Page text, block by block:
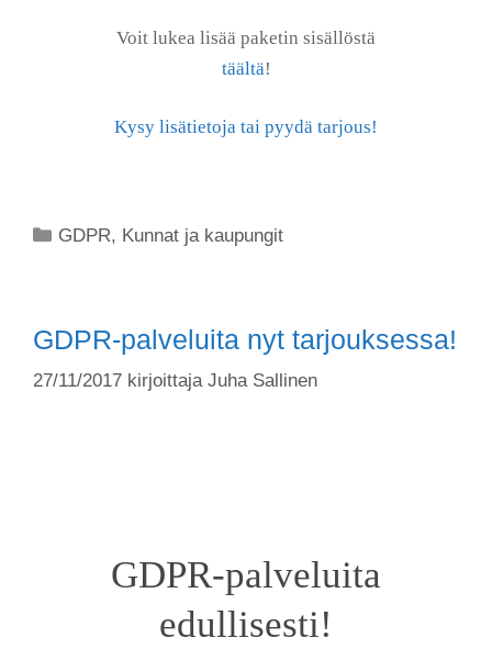
Voit lukea lisää paketin sisällöstä
täältä!
Kysy lisätietoja tai pyydä tarjous!
GDPR, Kunnat ja kaupungit
GDPR-palveluita nyt tarjouksessa!
27/11/2017 kirjoittaja Juha Sallinen
GDPR-palveluita
edullisesti!